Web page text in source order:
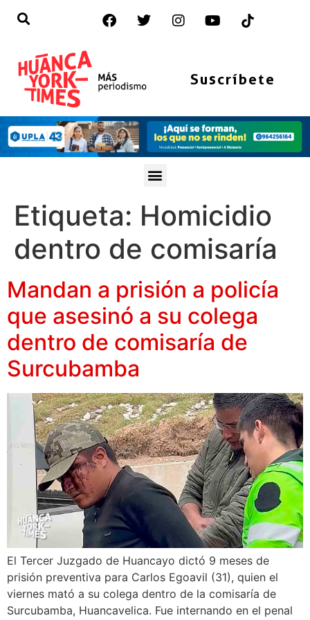
Suscríbete
Etiqueta: Homicidio
dentro de comisaría
Mandan a prisión a policía
que asesinó a su colega
dentro de comisaría de
Surcubamba
El Tercer Juzgado de Huancayo dictó 9 meses de
prisión preventiva para Carlos Egoavil (31), quien el
viernes mató a su colega dentro de la comisaría de
Surcubamba, Huancavelica. Fue internando en el penal